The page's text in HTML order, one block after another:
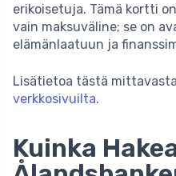
erikoisetuja. Tämä kortti
vain maksuväline; se on
elämänlaatuun ja
Lisätietoa tästä
verkkosivuilta.
Kuinka